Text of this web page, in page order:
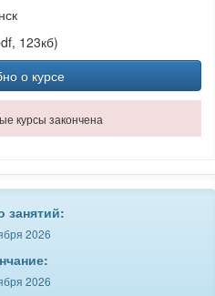
123кб)
о курсе
курсы закончена
занятий:
2026
2026